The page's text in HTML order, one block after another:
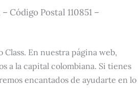
Código Postal 110851 –
En nuestra página web,
a la capital colombiana. Si tienes
encantados de ayudarte en lo